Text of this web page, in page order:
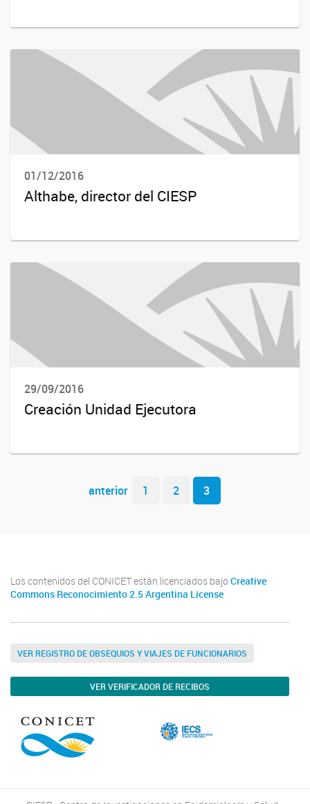
01/12/2016
Althabe, director del CIESP
29/09/2016
Creación Unidad Ejecutora
Navegador de artículos
anterior 1 2 3
Los contenidos del CONICET están licenciados bajo Creative
Commons Reconocimiento 2.5 Argentina License
VER REGISTRO DE OBSEQUIOS Y VIAJES DE FUNCIONARIOS
VER VERIFICADOR DE RECIBOS